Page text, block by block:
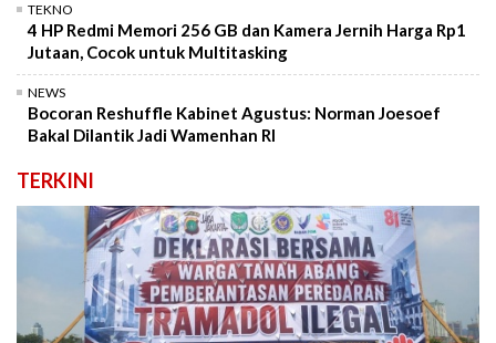
TEKNO
4 HP Redmi Memori 256 GB dan Kamera Jernih Harga Rp1
Jutaan, Cocok untuk Multitasking
NEWS
Bocoran Reshuffle Kabinet Agustus: Norman Joesoef
Bakal Dilantik Jadi Wamenhan RI
TERKINI